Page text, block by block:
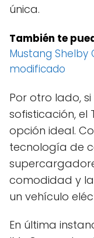
única.
También te
Mustang Shelby
modificado
Por otro lado,
sofisticación, el
opción ideal.
tecnología de
comodidad y
un vehículo
En última